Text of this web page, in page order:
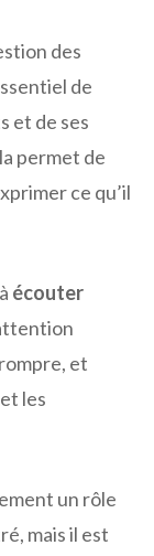
des
de
et de ses
permet de
ce qu’il
écouter
et
les
un rôle
mais il est